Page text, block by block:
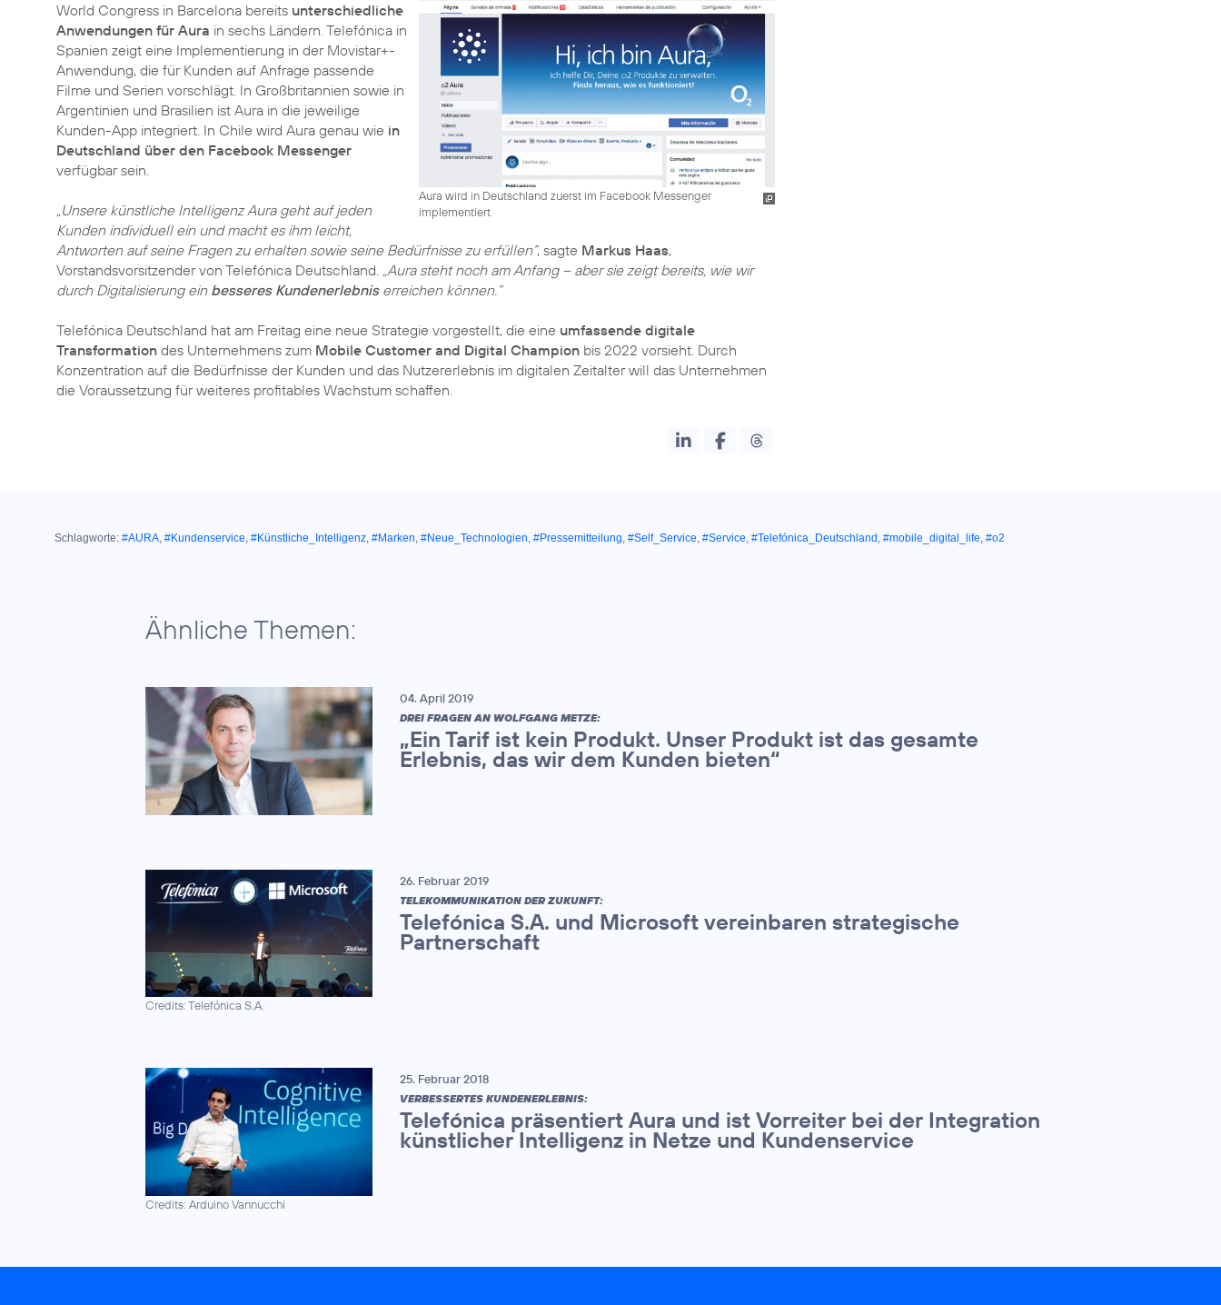
Aura wird in Deutschland zuerst im Facebook Messenger
implementiert
World Congress in Barcelona bereits unterschiedliche
Anwendungen für Aura in sechs Ländern. Telefónica in
Spanien zeigt eine Implementierung in der Movistar+-
Anwendung, die für Kunden auf Anfrage passende
Filme und Serien vorschlägt. In Großbritannien sowie in
Argentinien und Brasilien ist Aura in die jeweilige
Kunden-App integriert. In Chile wird Aura genau wie in
Deutschland über den Facebook Messenger
verfügbar sein.
„Unsere künstliche Intelligenz Aura geht auf jeden
Kunden individuell ein und macht es ihm leicht,
Antworten auf seine Fragen zu erhalten sowie seine Bedürfnisse zu erfüllen“, sagte Markus Haas,
Vorstandsvorsitzender von Telefónica Deutschland. „Aura steht noch am Anfang – aber sie zeigt bereits, wie wir
durch Digitalisierung ein besseres Kundenerlebniserreichen können.“
Telefónica Deutschland hat am Freitag eine neue Strategie vorgestellt, die eine umfassende digitale
Transformation des Unternehmens zum Mobile Customer and Digital Champion bis 2022 vorsieht. Durch
Konzentration auf die Bedürfnisse der Kunden und das Nutzererlebnis im digitalen Zeitalter will das Unternehmen
die Voraussetzung für weiteres profitables Wachstum schaffen.
Schlagworte: #AURA, #Kundenservice, #Künstliche_Intelligenz, #Marken, #Neue_Technologien, #Pressemitteilung, #Self_Service, #Service, #Telefónica_Deutschland , #mobile_digital_life, #o2
Ähnliche Themen:
04. April 2019
DREI FRAGEN AN WOLFGANG METZE:
„Ein Tarif ist kein Produkt. Unser Produkt ist das gesamte
Erlebnis, das wir dem Kunden bieten“
Credits: Telefónica S.A.
26. Februar 2019
TELEKOMMUNIKATION DER ZUKUNFT:
Telefónica S.A. und Microsoft vereinbaren strategische
Partnerschaft
Credits: Arduino Vannucchi
25. Februar 2018
VERBESSERTES KUNDENERLEBNIS:
Telefónica präsentiert Aura und ist Vorreiter bei der Integration
künstlicher Intelligenz in Netze und Kundenservice